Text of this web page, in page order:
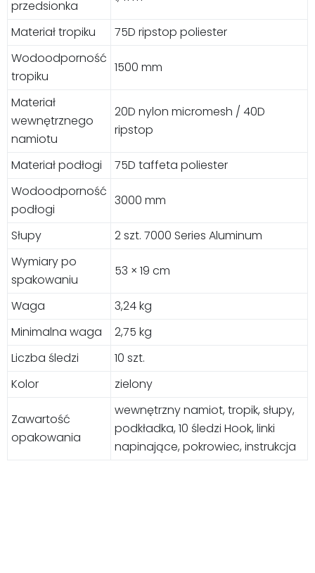
przedsionka
Materiał tropiku
75D ripstop poliester
Wodoodporność
tropiku
1500 mm
Materiał
wewnętrznego
namiotu
20D nylon micromesh / 40D
ripstop
Materiał podłogi
75D taffeta poliester
Wodoodporność
podłogi
3000 mm
Słupy
2 szt. 7000 Series Aluminum
Wymiary po
spakowaniu
53 × 19 cm
Waga
3,24 kg
Minimalna waga
2,75 kg
Liczba śledzi
10 szt.
Kolor
zielony
Zawartość
opakowania
wewnętrzny namiot, tropik, słupy,
podkładka, 10 śledzi Hook, linki
napinające, pokrowiec, instrukcja